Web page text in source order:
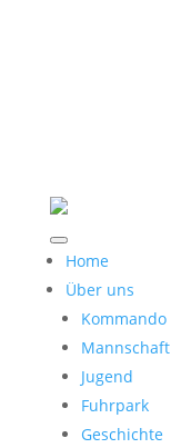
Home
Über uns
Kommando
Mannschaft
Jugend
Fuhrpark
Geschichte